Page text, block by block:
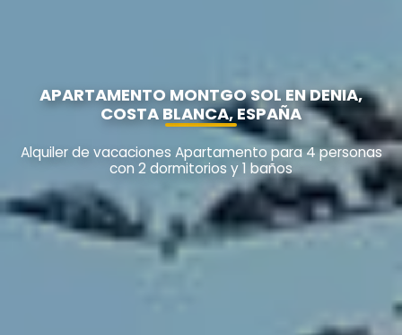
APARTAMENTO MONTGO SOL EN DENIA,
COSTA BLANCA, ESPAÑA
Alquiler de vacaciones Apartamento para 4 personas
con 2 dormitorios y 1 baños